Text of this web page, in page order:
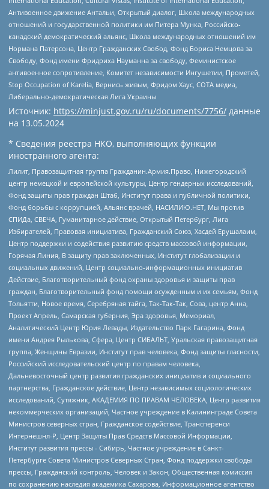
Антивоенное движение Антальи, Открытый диалог, Школа международных
отношений и государственной политики им Питера Мунка, Российско-
канадский демократический альянс, Школа международных отношений им
Нормана Патерсона, Центр Гражданских Свобод, Фонд Бориса Немцова за
Свободу, Фонд имени Фридриха Науманна за свободу, Феминистское
антивоенное сопротивление, Комитет независимости Ингушетии, Прометей,
Stop Occupation of Karelia, Вернись живым, Фридом Хаус, СОТА медиа,
Либерально-демократическая Лига Украины
Источник: https://minjust.gov.ru/ru/documents/7756/ данные
на 13.05.2024
* Сведения реестра НКО, выполняющих функции
иностранного агента:
Лилит, Правозащитная группа Гражданин.Армия.Право, Нижегородский
центр немецкой и европейской культуры, Центр гендерных исследований,
Фонд защиты прав граждан Штаб, Институт права и публичной политики,
Фонд борьбы с коррупцией, Альянс врачей, НАСИЛИЮ.НЕТ, Мы против
СПИДа, СВЕЧА, Гуманитарное действие, Открытый Петербург, Лига
Избирателей, Правовая инициатива, Гражданский Союз, Хасдей Ерушалаим,
Центр поддержки и содействия развитию средств массовой информации,
Горячая Линия, В защиту прав заключенных, Институт глобализации и
социальных движений, Центр социально-информационных инициатив
Действие, Благотворительный фонд охраны здоровья и защиты прав
граждан, Благотворительный фонд помощи осужденным и их семьям, Фонд
Тольятти, Новое время, Серебряная тайга, Так-Так-Так, Сова, центр Анна,
Проект Апрель, Самарская губерния, Эра здоровья, Мемориал,
Аналитический Центр Юрия Левады, Издательство Парк Гагарина, Фонд
имени Андрея Рылькова, Сфера, Центр СИБАЛЬТ, Уральская правозащитная
группа, Женщины Евразии, Институт прав человека, Фонд защиты гласности,
Российский исследовательский центр по правам человека,
Дальневосточный центр развития гражданских инициатив и социального
партнерства, Гражданское действие, Центр независимых социологических
исследований, Сутяжник, АКАДЕМИЯ ПО ПРАВАМ ЧЕЛОВЕКА, Центр развития
некоммерческих организаций, Частное учреждение в Калининграде Совета
Министров северных стран, Гражданское содействие, Трансперенси
Интернешнл-Р, Центр Защиты Прав Средств Массовой Информации,
Институт развития прессы - Сибирь, Частное учреждение в Санкт-
Петербурге Совета Министров Северных Стран, Фонд поддержки свободы
прессы, Гражданский контроль, Человек и Закон, Общественная комиссия
по сохранению наследия академика Сахарова, Информационное агентство